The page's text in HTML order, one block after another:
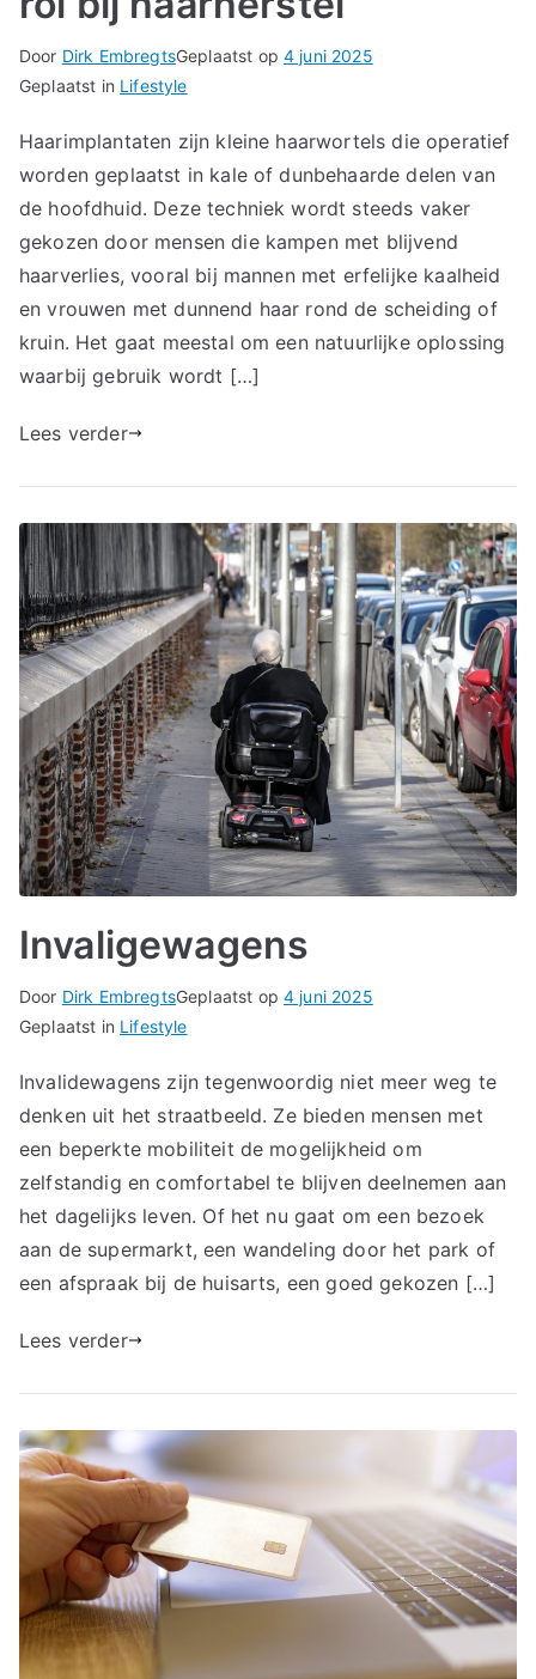
Door Dirk EmbregtsGeplaatst op 4 juni 2025
Geplaatst in Lifestyle
Haarimplantaten zijn kleine haarwortels die operatief
worden geplaatst in kale of dunbehaarde delen van
de hoofdhuid. Deze techniek wordt steeds vaker
gekozen door mensen die kampen met blijvend
haarverlies, vooral bij mannen met erfelijke kaalheid
en vrouwen met dunnend haar rond de scheiding of
kruin. Het gaat meestal om een natuurlijke oplossing
waarbij gebruik wordt […]
Lees verder
Invaligewagens
Door Dirk EmbregtsGeplaatst op 4 juni 2025
Geplaatst in Lifestyle
Invalidewagens zijn tegenwoordig niet meer weg te
denken uit het straatbeeld. Ze bieden mensen met
een beperkte mobiliteit de mogelijkheid om
zelfstandig en comfortabel te blijven deelnemen aan
het dagelijks leven. Of het nu gaat om een bezoek
aan de supermarkt, een wandeling door het park of
een afspraak bij de huisarts, een goed gekozen […]
Lees verder